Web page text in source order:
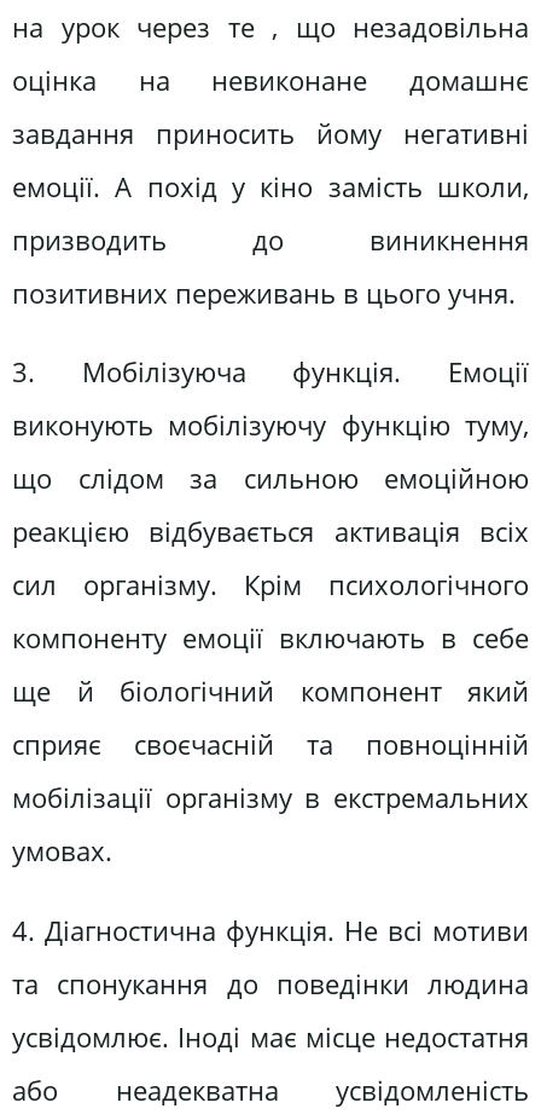
на урок через те , що незадовільна
оцінка на невиконане домашнє
завдання приносить йому негативні
емоції. А похід у кіно замість школи,
призводить до виникнення
позитивних переживань в цього учня.
3. Мобілізуюча функція. Емоції
виконують мобілізуючу функцію туму,
що слідом за сильною емоційною
реакцією відбувається активація всіх
сил організму. Крім психологічного
компоненту емоції включають в себе
ще й біологічний компонент який
сприяє своєчасній та повноцінній
мобілізації організму в екстремальних
умовах.
4. Діагностична функція. Не всі мотиви
та спонукання до поведінки людина
усвідомлює. Іноді має місце недостатня
або неадекватна усвідомленість